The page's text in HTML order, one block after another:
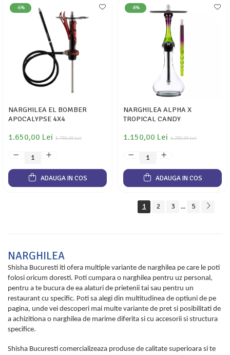
-6%
NARGHILEA EL BOMBER
APOCALYPSE 4X4
1.750,00 Lei
1.650,00 Lei
ADAUGA IN COS
-8%
NARGHILEA ALPHA X
TROPICAL CANDY
1.250,00 Lei
1.150,00 Lei
ADAUGA IN COS
1 2 3 ... 5
NARGHILEA
Shisha Bucuresti iti ofera multiple variante de narghilea pe care le poti
folosi oricum doresti. Poti cumpara o narghilea pentru uz personal,
pentru a te bucura de ea alaturi de prietenii tai sau pentru un
restaurant cu specific. Poti sa alegi din multitudinea de optiuni de pe
pagina, unde vei descoperi mai multe variante de pret si posibilitati de
a achizitiona o narghilea de marime diferita si cu accesorii si structura
specifice.
Shisha Bucuresti comercializeaza produse de calitate superioara si te